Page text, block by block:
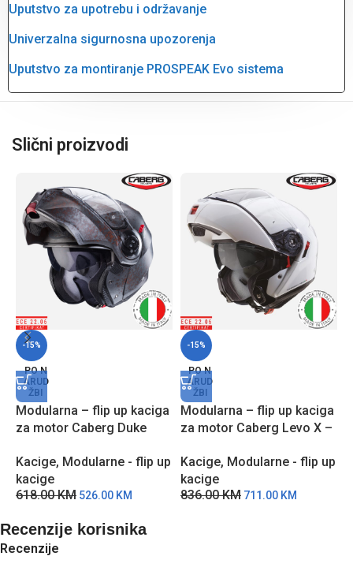
Uputstvo za upotrebu i održavanje
Univerzalna sigurnosna upozorenja
Uputstvo za montiranje PROSPEAK Evo sistema
Slični proizvodi
-15%
PO N
ARUD
ŽBI
Modularna – flip up kaciga
za motor Caberg Duke
Kacige, Modularne - flip up
kacige
618.00KM 526.00 KM
-15%
PO N
ARUD
ŽBI
Modularna – flip up kaciga
za motor Caberg Levo X –
Kacige, Modularne - flip up
kacige
836.00KM 711.00 KM
Recenzije korisnika
Recenzije